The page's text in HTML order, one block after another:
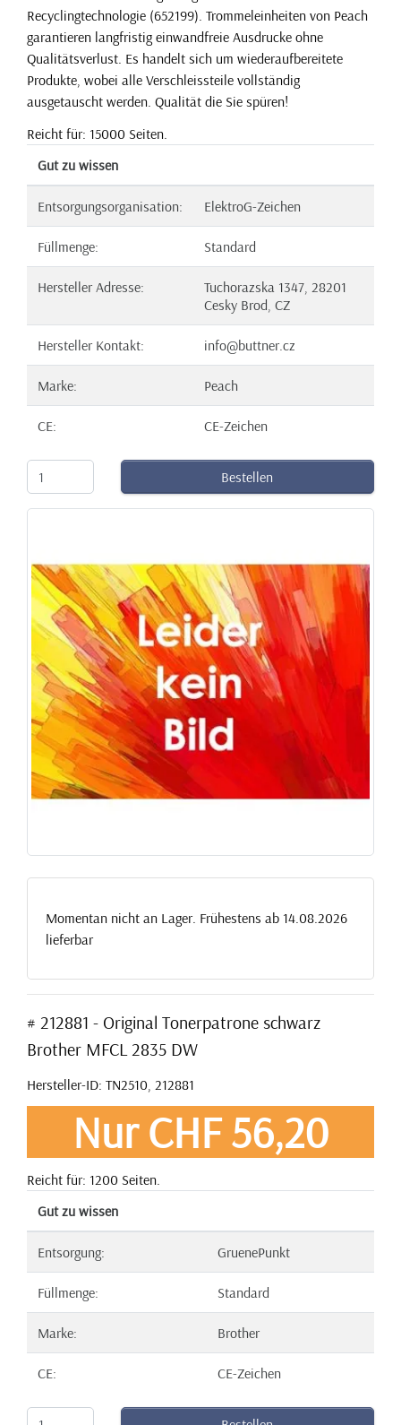
Recyclingtechnologie (652199). Trommeleinheiten von Peach
garantieren langfristig einwandfreie Ausdrucke ohne
Qualitätsverlust. Es handelt sich um wiederaufbereitete
Produkte, wobei alle Verschleissteile vollständig
ausgetauscht werden. Qualität die Sie spüren!
Reicht für: 15000 Seiten.
Gut zu wissen
Entsorgungsorganisation: ElektroG-Zeichen
Füllmenge: Standard
Hersteller Adresse:
Tuchorazska 1347, 28201
Cesky Brod, CZ
Hersteller Kontakt: info@buttner.cz
Marke: Peach
CE: CE-Zeichen
Bestellen
Momentan nicht an Lager. Frühestens ab 14.08.2026
lieferbar
# 212881 - Original Tonerpatrone schwarz
Brother MFCL 2835 DW
Hersteller-ID: TN2510, 212881
Nur CHF 56,20
Reicht für: 1200 Seiten.
Gut zu wissen
Entsorgung: GruenePunkt
Füllmenge: Standard
Marke: Brother
CE: CE-Zeichen